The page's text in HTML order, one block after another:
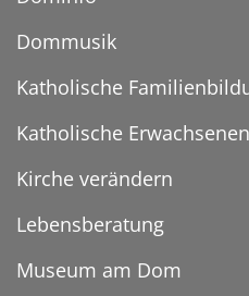
Dommusik
Katholische
Katholische
Kirche verändern
Lebensberatung
Museum am Dom